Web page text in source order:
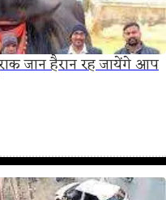
जान हैरान रह जायेंगे आप